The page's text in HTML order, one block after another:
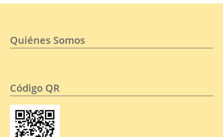
Quiénes Somos
Código QR